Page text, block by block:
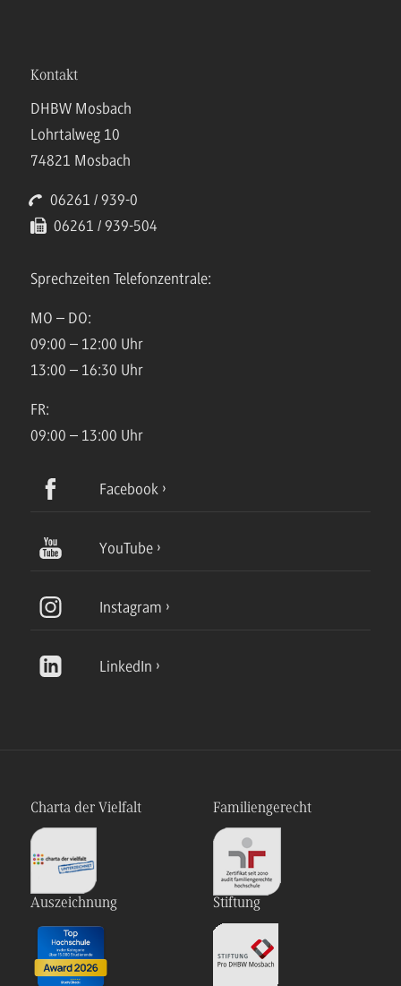
Kontakt
DHBW Mosbach
Lohrtalweg 10
74821 Mosbach
06261 / 939-0
06261 / 939-504
Sprechzeiten Telefonzentrale:
MO – DO:
09:00 – 12:00 Uhr
13:00 – 16:30 Uhr
FR:
09:00 – 13:00 Uhr
Facebook
YouTube
Instagram
LinkedIn
Charta der Vielfalt Familiengerecht
Auszeichnung Stiftung